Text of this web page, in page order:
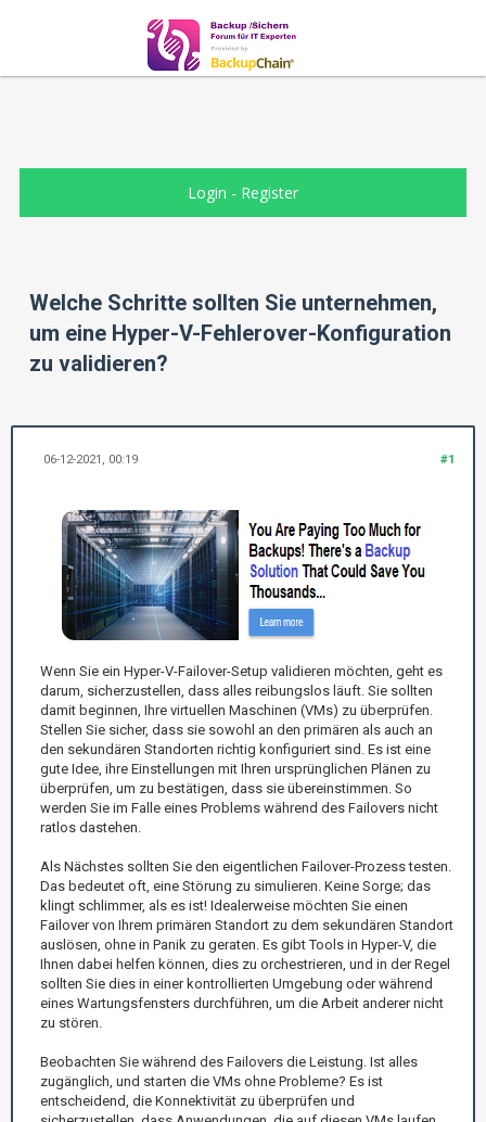
Login - Register
Welche Schritte sollten Sie unternehmen,
um eine Hyper-V-Fehlerover-Konfiguration
zu validieren?
#1
06-12-2021, 00:19
Wenn Sie ein Hyper-V-Failover-Setup validieren möchten, geht es
darum, sicherzustellen, dass alles reibungslos läuft. Sie sollten
damit beginnen, Ihre virtuellen Maschinen (VMs) zu überprüfen.
Stellen Sie sicher, dass sie sowohl an den primären als auch an
den sekundären Standorten richtig konfiguriert sind. Es ist eine
gute Idee, ihre Einstellungen mit Ihren ursprünglichen Plänen zu
überprüfen, um zu bestätigen, dass sie übereinstimmen. So
werden Sie im Falle eines Problems während des Failovers nicht
ratlos dastehen.
Als Nächstes sollten Sie den eigentlichen Failover-Prozess testen.
Das bedeutet oft, eine Störung zu simulieren. Keine Sorge; das
klingt schlimmer, als es ist! Idealerweise möchten Sie einen
Failover von Ihrem primären Standort zu dem sekundären Standort
auslösen, ohne in Panik zu geraten. Es gibt Tools in Hyper-V, die
Ihnen dabei helfen können, dies zu orchestrieren, und in der Regel
sollten Sie dies in einer kontrollierten Umgebung oder während
eines Wartungsfensters durchführen, um die Arbeit anderer nicht
zu stören.
Beobachten Sie während des Failovers die Leistung. Ist alles
zugänglich, und starten die VMs ohne Probleme? Es ist
entscheidend, die Konnektivität zu überprüfen und